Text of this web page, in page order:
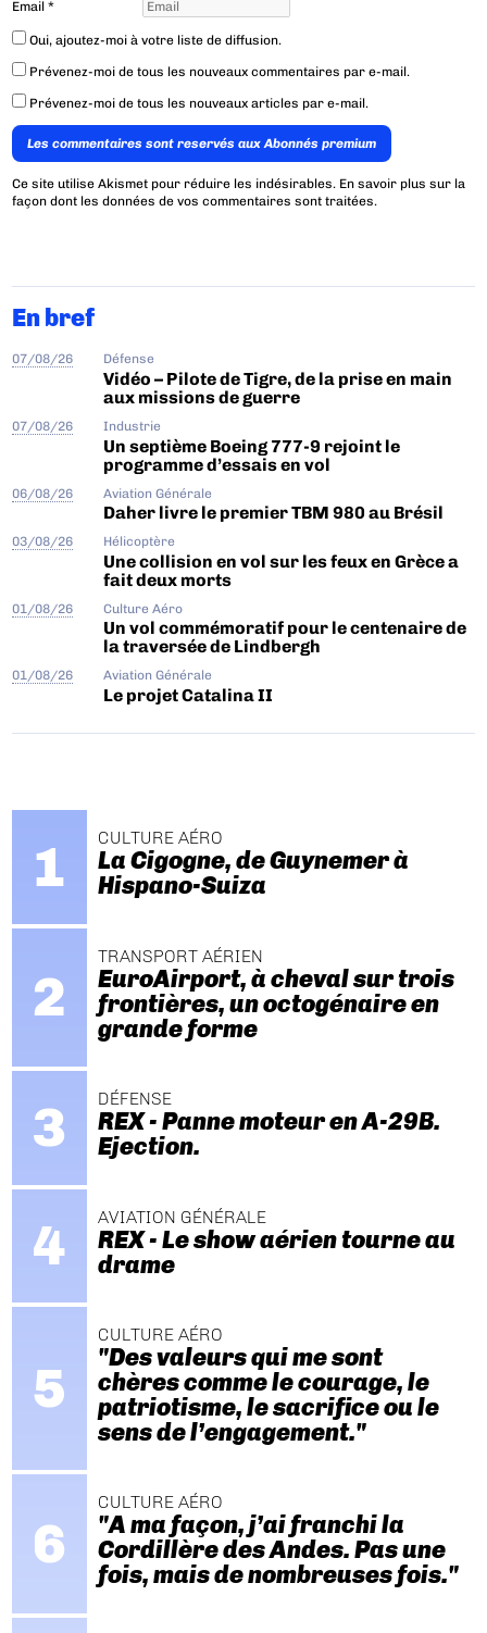
Email*
Oui, ajoutez-moi à votre liste de diffusion.
Prévenez-moi de tous les nouveaux commentaires par e-mail.
Prévenez-moi de tous les nouveaux articles par e-mail.
Les commentaires sont reservés aux Abonnés premium
Ce site utilise Akismet pour réduire les indésirables. En savoir plus sur la
façon dont les données de vos commentaires sont traitées.
En bref
07/08/26 Défense
Vidéo – Pilote de Tigre, de la prise en main
aux missions de guerre
07/08/26 Industrie
Un septième Boeing 777-9 rejoint le
programme d’essais en vol
06/08/26 Aviation Générale
Daher livre le premier TBM 980 au Brésil
03/08/26 Hélicoptère
Une collision en vol sur les feux en Grèce a
fait deux morts
01/08/26 Culture Aéro
Un vol commémoratif pour le centenaire de
la traversée de Lindbergh
01/08/26 Aviation Générale
Le projet Catalina II
CULTURE AÉRO
La Cigogne, de Guynemer à
Hispano-Suiza
TRANSPORT AÉRIEN
EuroAirport, à cheval sur trois
frontières, un octogénaire en
grande forme
DÉFENSE
REX - Panne moteur en A-29B.
Ejection.
AVIATION GÉNÉRALE
REX - Le show aérien tourne au
drame
CULTURE AÉRO
"Des valeurs qui me sont
chères comme le courage, le
patriotisme, le sacrifice ou le
sens de l’engagement."
CULTURE AÉRO
"A ma façon, j’ai franchi la
Cordillère des Andes. Pas une
fois, mais de nombreuses fois."